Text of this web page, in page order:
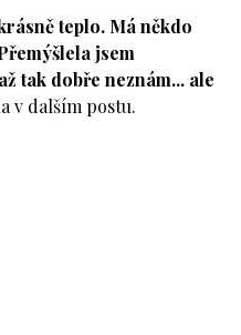
teplo. Má někdo
jsem
tak dobře neznám... ale
v dalším postu.